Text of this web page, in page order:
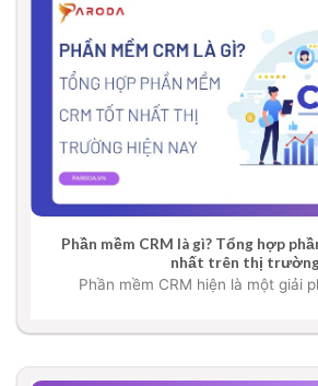
Phần mềm CRM là gì? Tổng hợp
nhất trên thị
Phần mềm CRM hiện là một giải